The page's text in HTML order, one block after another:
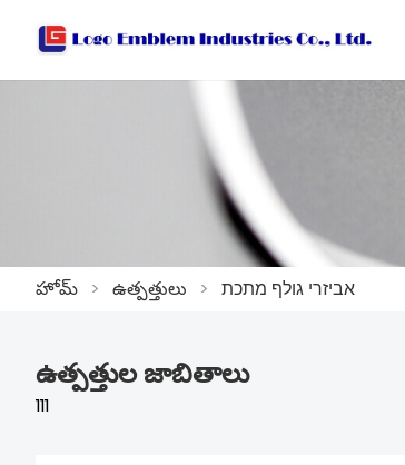
హోమ్ > ఉత్పత్తులు > אביזרי גולף מתכת
ఉత్పత్తుల జాబితాలు
111